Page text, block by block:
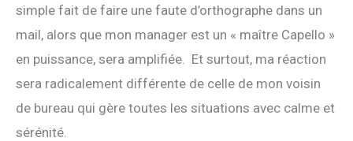
simple fait de faire une faute d’orthographe dans un
mail, alors que mon manager est un « maître Capello »
en puissance, sera amplifiée. Et surtout, ma réaction
sera radicalement différente de celle de mon voisin
de bureau qui gère toutes les situations avec calme et
sérénité.